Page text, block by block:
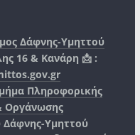
Δάφνης-Υμηττού
16 & Κανάρη 📩 :
Πληροφορικής
Οργάνωσης
Δάφνης-Υμηττού